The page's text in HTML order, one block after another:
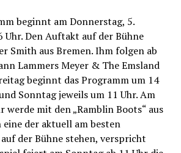
beginnt am Donnerstag, 5.
Uhr. Den Auftakt auf der Bühne
Smith aus Bremen. Ihm folgen ab
Lammers Meyer & The Emsland
beginnt das Programm um 14
Sonntag jeweils um 11 Uhr. Am
werde mit den „Ramblin Boots“ aus
der aktuell am besten
der Bühne stehen, verspricht